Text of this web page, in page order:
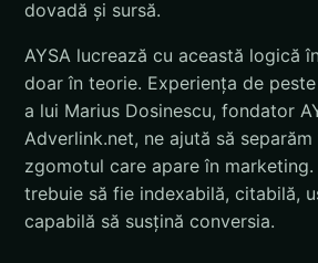
dovadă și sursă.
AYSA lucrează cu această logică
doar în teorie. Experiența de
a lui Marius Dosinescu, fondator
Adverlink.net, ne ajută să
zgomotul care apare în marketing.
trebuie să fie indexabilă, citabilă,
capabilă să susțină conversia.